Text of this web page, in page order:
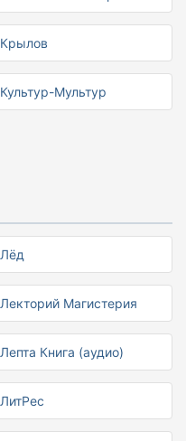
Крылов
Культур-Мультур
Лёд
Лекторий Магистерия
Лепта Книга (аудио)
ЛитРес